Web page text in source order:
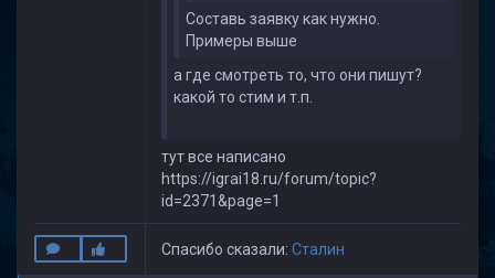
Составь заявку как нужно.
Примеры выше
а где смотреть то, что они пишут?
какой то стим и т.п.
тут все написано
https://igrai18.ru/forum/topic?
id=2371&page=1
Спасибо сказали: Cталин